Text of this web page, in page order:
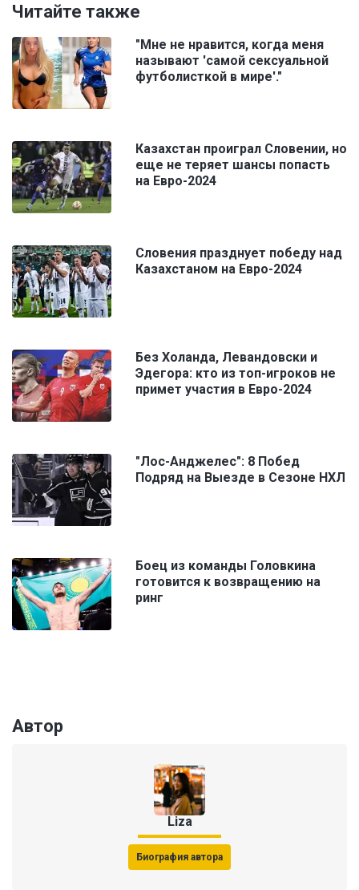
Читайте также
"Мне не нравится, когда меня
называют 'самой сексуальной
футболисткой в мире'."
Казахстан проиграл Словении, но
еще не теряет шансы попасть
на Евро-2024
Словения празднует победу над
Казахстаном на Евро-2024
Без Холанда, Левандовски и
Эдегора: кто из топ-игроков не
примет участия в Евро-2024
"Лос-Анджелес": 8 Побед
Подряд на Выезде в Сезоне НХЛ
Боец из команды Головкина
готовится к возвращению на
ринг
Автор
Liza
Биография автора